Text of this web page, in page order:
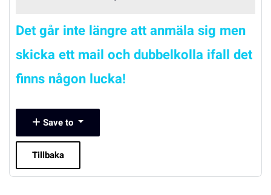
Det går inte längre att anmäla sig men
skicka ett mail och dubbelkolla ifall det
finns någon lucka!
Save to
Tillbaka